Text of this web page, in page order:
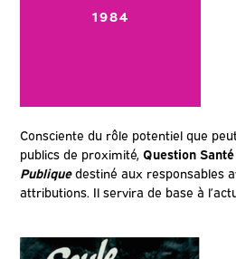
1984
Consciente du rôle potentiel que
publics de proximité, Question
Publiquedestiné aux responsables
attributions. Il servira de base à